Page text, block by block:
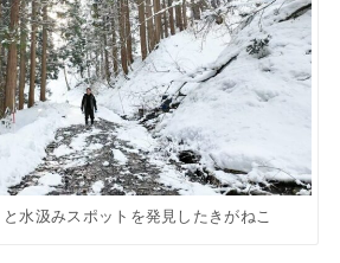
と水汲みスポットを発見したきがねこ